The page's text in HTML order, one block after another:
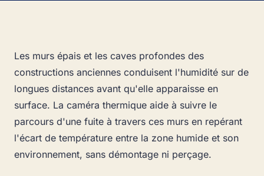
Les murs épais et les caves profondes des
constructions anciennes conduisent l'humidité sur de
longues distances avant qu'elle apparaisse en
surface. La caméra thermique aide à suivre le
parcours d'une fuite à travers ces murs en repérant
l'écart de température entre la zone humide et son
environnement, sans démontage ni perçage.